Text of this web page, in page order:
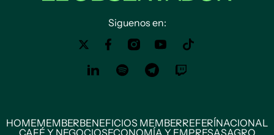
Siguenos en:
HOMEMEMBERBENEFICIOS MEMBERREFERÍNACIONAL
CAFÉ Y NEGOCIOSECONOMÍA Y EMPRESASAGRO